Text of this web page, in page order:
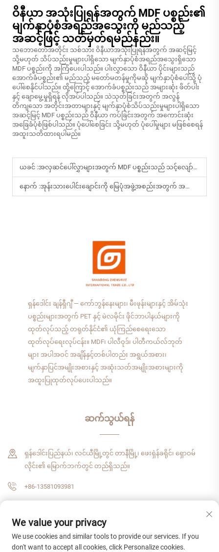
ဝိနီယာ အသုံးပြုရန်အတွက် MDF ပစ္စည်း၏
မျက်နှာပုံစံအရည်အသွေးကို မည်သည့်
အဆင့်ဖြင့် သတ်မှတ်ရမည်နည်း။
သဘောတော်အတိုင်း သစ်သား ဝိနီယာအသုံးပြုရန်အတွက် အဆင့်မြင့်
သို့မဟုတ် သိပ်သည်းမှုများပါရှိသော မျက်နှာပုံစံအရည်အသွေးရှိသော
MDF ပစ္စည်းကို အကြံပေးပါသည်။ ပါးလွှာသော ဝိနီယာ ပိုင်းများသည်
အောက်ခံပစ္စည်း၏ မည်သည့် မတော်မတန်မှုကိုမဆို မျက်နှာပုံစံပေါ်သို့ ပုံ
ပေါ်စေနိုင်ပါသည်။ ထို့ကြောင့် အောက်ခံပစ္စည်းသည် အများဆုံး ဖိတ်ပါး
နှင့် ချောမွေ့မှုရှိရန် လိုအပ်ပါသည်။ သဲသုတ်ခြင်းအတွက် အလွန်
တိကျသော အတိုင်းအတာများနှင့် မျက်နှာပုံစံသိပ်သည်းမှုများပါရှိသော
အဆင့်မြင့် MDF ပစ္စည်းသည် ဝိနီယာ ကပ်ခြင်းအတွက် အကောင်းဆုံး
အခြေခံပုံစံဖြစ်ပါသည်။ ပုံပေါ်စေခြင်း သို့မဟုတ် ပုံပေါ်မှုများ မဖြစ်စေရန်
အထူးသတိထားရပါမည်။
ယခင် :အလှဆင်ပေါ်လွှာများအတွက် MDF ပစ္စည်းသည် သင့်လျော်ပါသလား။
နောက် :အုန်းသားပေါင်းချောင်းကို မြေပုံအဖွဲ့အစည်းအတွက် အကောင်းဆုံးအထူမည်မည်လဲ။
ရှန်ဒေါင်း ချန်ရှီဂျီ — ကော်ဘွန်နေးများ၊ မီးဖုန်းများနှင့် အိမ်သုံး
ပစ္စည်းများအတွက် PET နှင့် မဲလမိုင်း ဖိုင်ဘာပါနယ်များကို
ထုတ်လုပ်သည့် တရုတ်နိုင်ငံ၏ ယုံကြည်စေရေးသော
ထုတ်လုပ်ရေးလုပ်ငန်း။ MDF၊ ပါလီဝုဒ်၊ ပါတီကယ်လ်ဘုတ်
များ အပါအဝင် အချိန်နှင့်တစ်ပါတည်း အရွယ်အစား၊
မျက်နှာပြင်အမျိုးအစားနှင့် အဆုံးသတ်အမျိုးအစားများကို
အထူးပြုထုတ်လုပ်ပေးပါသည်။
ဆက်သွယ်ရန်
ရှန်ဒေါင်းပြည်နယ်၊ လင်ယီမြို့တွင် တာနီမြို့၊ ဖေးရှဲန်ခရိုင်၊ ရှောဝမ်
လိုင်း၏ မြောက်ဘက်တွင် တည်ရှိသည်။
+86-13581093981
We value your privacy
We use cookies and similar tools to provide our services. If you
don't want to accept all cookies, click Personalize cookies.